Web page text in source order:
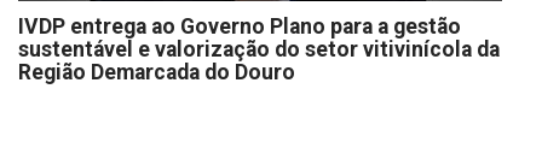
IVDP entrega ao Governo Plano para a gestão
sustentável e valorização do setor vitivinícola da
Região Demarcada do Douro